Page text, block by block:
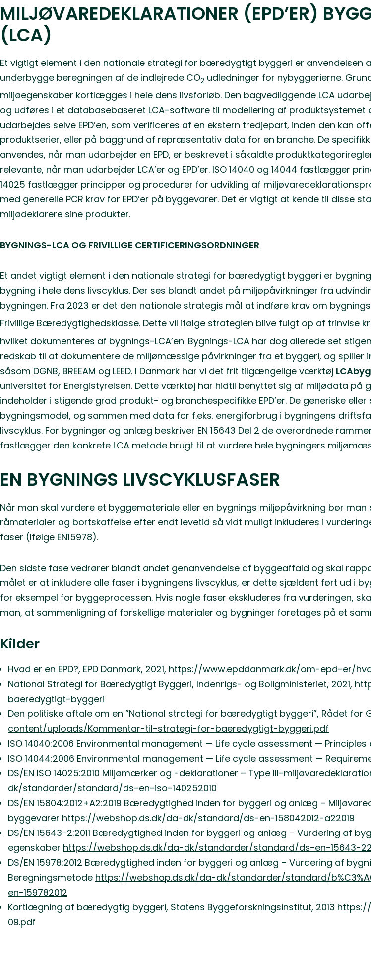
MILJØVAREDEKLARATIONER (EPD’ER)
(LCA)
Et vigtigt element i den nationale strategi for bæredygtigt byggeri er anvendelsen
underbygge beregningen af de indlejrede CO2 udledninger for nybyggerierne.
miljøegenskaber kortlægges i hele dens livsforløb. Den bagvedliggende LCA
og udføres i et databasebaseret LCA-software til modellering af
udarbejdes selve EPD’en, som verificeres af en ekstern tredjepart, inden den kan
produktserier, eller på baggrund af repræsentativ data for en branche. De
anvendes, når man udarbejder en EPD, er beskrevet i såkaldte
relevante, når man udarbejder LCA’er og EPD’er. ISO 14040 og 14044 fastlægger
14025 fastlægger principper og procedurer for udvikling af
med generelle PCR krav for EPD’er på byggevarer. Det er vigtigt at kende til disse
miljødeklarere sine produkter.
BYGNINGS-LCA OG FRIVILLIGE CERTIFICERINGSORDNINGER
Et andet vigtigt element i den nationale strategi for bæredygtigt byggeri er
bygning i hele dens livscyklus. Der ses blandt andet på miljøpåvirkninger fra
bygningen. Fra 2023 er det den nationale strategis mål at indføre krav om
Frivillige Bæredygtighedsklasse. Dette vil ifølge strategien blive fulgt op af trinvise
hvilket dokumenteres af bygnings-LCA’en. Bygnings-LCA har dog allerede set
redskab til at dokumentere de miljømæssige påvirkninger fra et byggeri, og spiller
såsom DGNB, BREEAM og LEED. I Danmark har vi det frit tilgængelige værktøj LCAbyg
universitet for Energistyrelsen. Dette værktøj har hidtil benyttet sig af miljødata på
indeholder i stigende grad produkt- og branchespecifikke EPD’er. De generiske
bygningsmodel, og sammen med data for f.eks. energiforbrug i bygningens
livscyklus. For bygninger og anlæg beskriver EN 15643 Del 2 de overordnede
fastlægger den konkrete LCA metode brugt til at vurdere hele bygningers
EN BYGNINGS LIVSCYKLUSFASER
Når man skal vurdere et byggemateriale eller en bygnings miljøpåvirkning bør
råmaterialer og bortskaffelse efter endt levetid så vidt muligt inkluderes i
faser (Ifølge EN15978).
Den sidste fase vedrører blandt andet genanvendelse af byggeaffald og skal
målet er at inkludere alle faser i bygningens livscyklus, er dette sjældent ført ud i
for eksempel for byggeprocessen. Hvis nogle faser ekskluderes fra vurderingen,
man, at sammenligning af forskellige materialer og bygninger foretages på et
Kilder
Hvad er en EPD?, EPD Danmark, 2021, https://www.epddanmark.dk/om-epd-er/
National Strategi for Bæredygtigt Byggeri, Indenrigs- og Boligministeriet, 2021,
baeredygtigt-byggeri
Den politiske aftale om en ”National strategi for bæredygtigt byggeri”, Rådet for
content/uploads/Kommentar-til-strategi-for-baeredygtigt-byggeri.pdf
ISO 14040:2006 Environmental management — Life cycle assessment —
ISO 14044:2006 Environmental management — Life cycle assessment —
DS/EN ISO 14025:2010 Miljømærker og -deklarationer – Type III-
dk/standarder/standard/ds-en-iso-140252010
DS/EN 15804:2012+A2:2019 Bæredygtighed inden for byggeri og anlæg –
byggevarer https://webshop.ds.dk/da-dk/standard/ds-en-158042012-a22019
DS/EN 15643-2:2011 Bæredygtighed inden for byggeri og anlæg – Vurdering af
egenskaber https://webshop.ds.dk/da-dk/standarder/standard/ds-en-15643-
DS/EN 15978:2012 Bæredygtighed inden for byggeri og anlæg – Vurdering af
Beregningsmetode https://webshop.ds.dk/da-dk/standarder/standard/
en-159782012
Kortlægning af bæredygtig byggeri, Statens Byggeforskningsinstitut, 2013
09.pdf